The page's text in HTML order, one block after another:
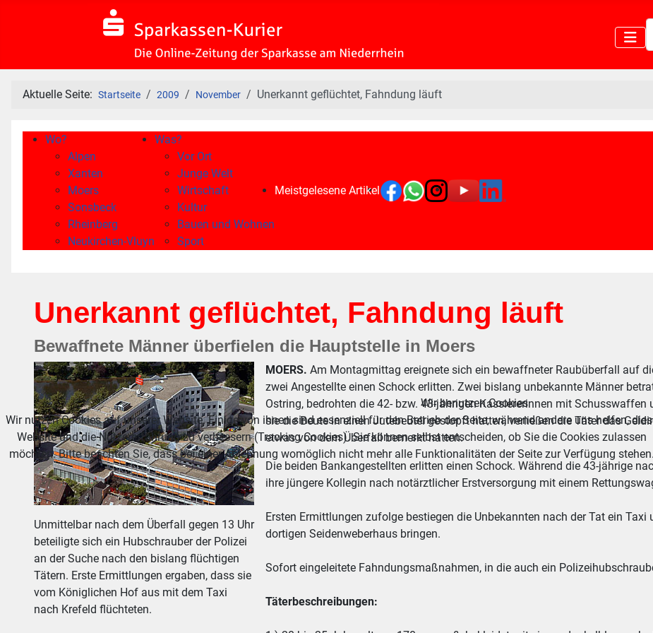
Aktuelle Seite: Startseite 2009 November Unerkannt geflüchtet, Fahndung läuft
Wo?
Alpen
Xanten
Moers
Sonsbeck
Rheinberg
Neukirchen-Vluyn
Was?
Vor Ort
Junge Welt
Wirtschaft
Kultur
Bauen und Wohnen
Sport
Meistgelesene Artikel
Unerkannt geflüchtet, Fahndung läuft
Bewaffnete Männer überfielen die Hauptstelle in Moers
Unmittelbar nach dem Überfall gegen 13 Uhr
beteiligte sich ein Hubschrauber der Polizei
an der Suche nach den bislang flüchtigen
Tätern. Erste Ermittlungen ergaben, dass sie
vom Königlichen Hof aus mit dem Taxi
nach Krefeld flüchteten.
MOERS. Am Montagmittag ereignete sich ein bewaffneter Raubüberfall auf
zwei Angestellte einen Schock erlitten. Zwei bislang unbekannte Männer
Ostring, bedrohten die 42- bzw. 43-jährigen Kassiererinnen mit
sie die Beute in einen Jutebeutel gestopft hatten, verließen die Täter das
etwas von dem Überfall bemerkt hatten.
Die beiden Bankangestellten erlitten einen Schock. Während die 43-jährige
ihre jüngere Kollegin nach notärztlicher Erstversorgung mit einem
Ersten Ermittlungen zufolge bestiegen die Unbekannten nach der Tat ein
dortigen Seidenweberhaus bringen.
Sofort eingeleitete Fahndungsmaßnahmen, in die auch ein
Täterbeschreibungen:
Wir benutzen Cookies
Wir nutzen Cookies auf unserer Website. Einige von ihnen sind essenziell für den Betrieb der Seite, während andere uns helfen,
Website und die Nutzererfahrung zu verbessern (Tracking Cookies). Sie können selbst entscheiden, ob Sie die Cookies zulassen
möchten. Bitte beachten Sie, dass bei einer Ablehnung womöglich nicht mehr alle Funktionalitäten der Seite zur Verfügung stehen.